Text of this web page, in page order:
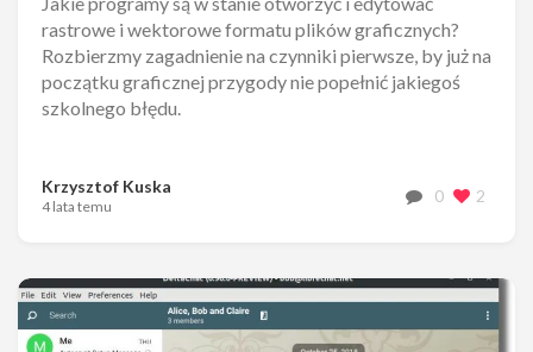
rastrowe i wektorowe formatu plików graficznych?
Rozbierzmy zagadnienie na czynniki pierwsze, by już na
początku graficznej przygody nie popełnić jakiegoś
szkolnego błędu.
Krzysztof Kuska
4 lata temu
0 2